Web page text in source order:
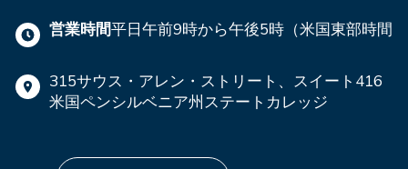
営業時間平日午前9時から午後5時（米国東部時間
315サウス・アレン・ストリート、スイート416
米国ペンシルベニア州ステートカレッジ